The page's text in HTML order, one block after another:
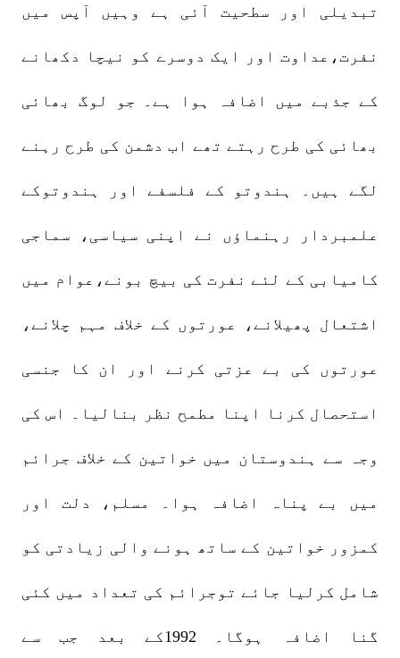
تبدیلی اور سطحیت آئی ہے وہیں آپس میں
نفرت،عداوت اور ایک دوسرے کو نیچا دکھانے
کے جذبے میں اضافہ ہوا ہے۔ جو لوگ بھائی
بھائی کی طرح رہتے تھے اب دشمن کی طرح رہنے
لگے ہیں۔ ہندوتو کے فلسفے اور ہندوتوکے
علمبردار رہنماؤں نے اپنی سیاسی، سماجی
کامیابی کے لئے نفرت کی بیچ بونے،عوام میں
اشتعال پھیلانے، عورتوں کے خلاف مہم چلانے،
عورتوں کی بے عزتی کرنے اور ان کا جنسی
استحصال کرنا اپنا مطمح نظر بنالیا۔ اس کی
وجہ سے ہندوستان میں خواتین کے خلاف جرائم
میں بے پناہ اضافہ ہوا۔ مسلم، دلت اور
کمزور خواتین کے ساتھ ہونے والی زیادتی کو
شامل کرلیا جائے توجرائم کی تعداد میں کئی
گنا اضافہ ہوگا۔ 1992کے بعد جب سے